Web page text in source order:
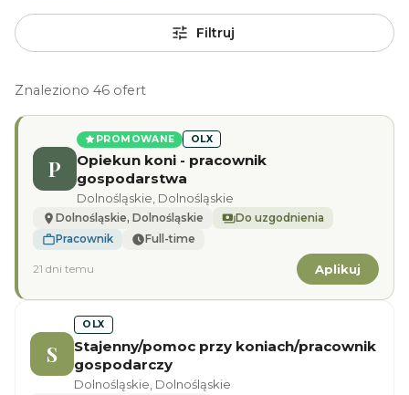
Filtruj
Znaleziono 46 ofert
P
PROMOWANE OLX
Opiekun koni - pracownik
gospodarstwa
Dolnośląskie, Dolnośląskie
Dolnośląskie, Dolnośląskie
Do uzgodnienia
Pracownik
Full-time
21 dni temu Aplikuj
S
OLX
Stajenny/pomoc przy koniach/pracownik
gospodarczy
Dolnośląskie, Dolnośląskie